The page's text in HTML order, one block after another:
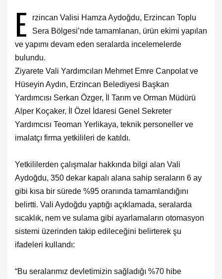
E
rzincan Valisi Hamza Aydoğdu, Erzincan Toplu
Sera Bölgesi’nde tamamlanan, ürün ekimi yapılan
ve yapımı devam eden seralarda incelemelerde
bulundu.
Ziyarete Vali Yardımcıları Mehmet Emre Canpolat ve
Hüseyin Aydın, Erzincan Belediyesi Başkan
Yardımcısı Serkan Özger, İl Tarım ve Orman Müdürü
Alper Koçaker, İl Özel İdaresi Genel Sekreter
Yardımcısı Teoman Yerlikaya, teknik personeller ve
imalatçı firma yetkilileri de katıldı.
Yetkililerden çalışmalar hakkında bilgi alan Vali
Aydoğdu, 350 dekar kapalı alana sahip seraların 6 ay
gibi kısa bir sürede %95 oranında tamamlandığını
belirtti. Vali Aydoğdu yaptığı açıklamada, seralarda
sıcaklık, nem ve sulama gibi ayarlamaların otomasyon
sistemi üzerinden takip edileceğini belirterek şu
ifadeleri kullandı:
“Bu seralarımız devletimizin sağladığı %70 hibe